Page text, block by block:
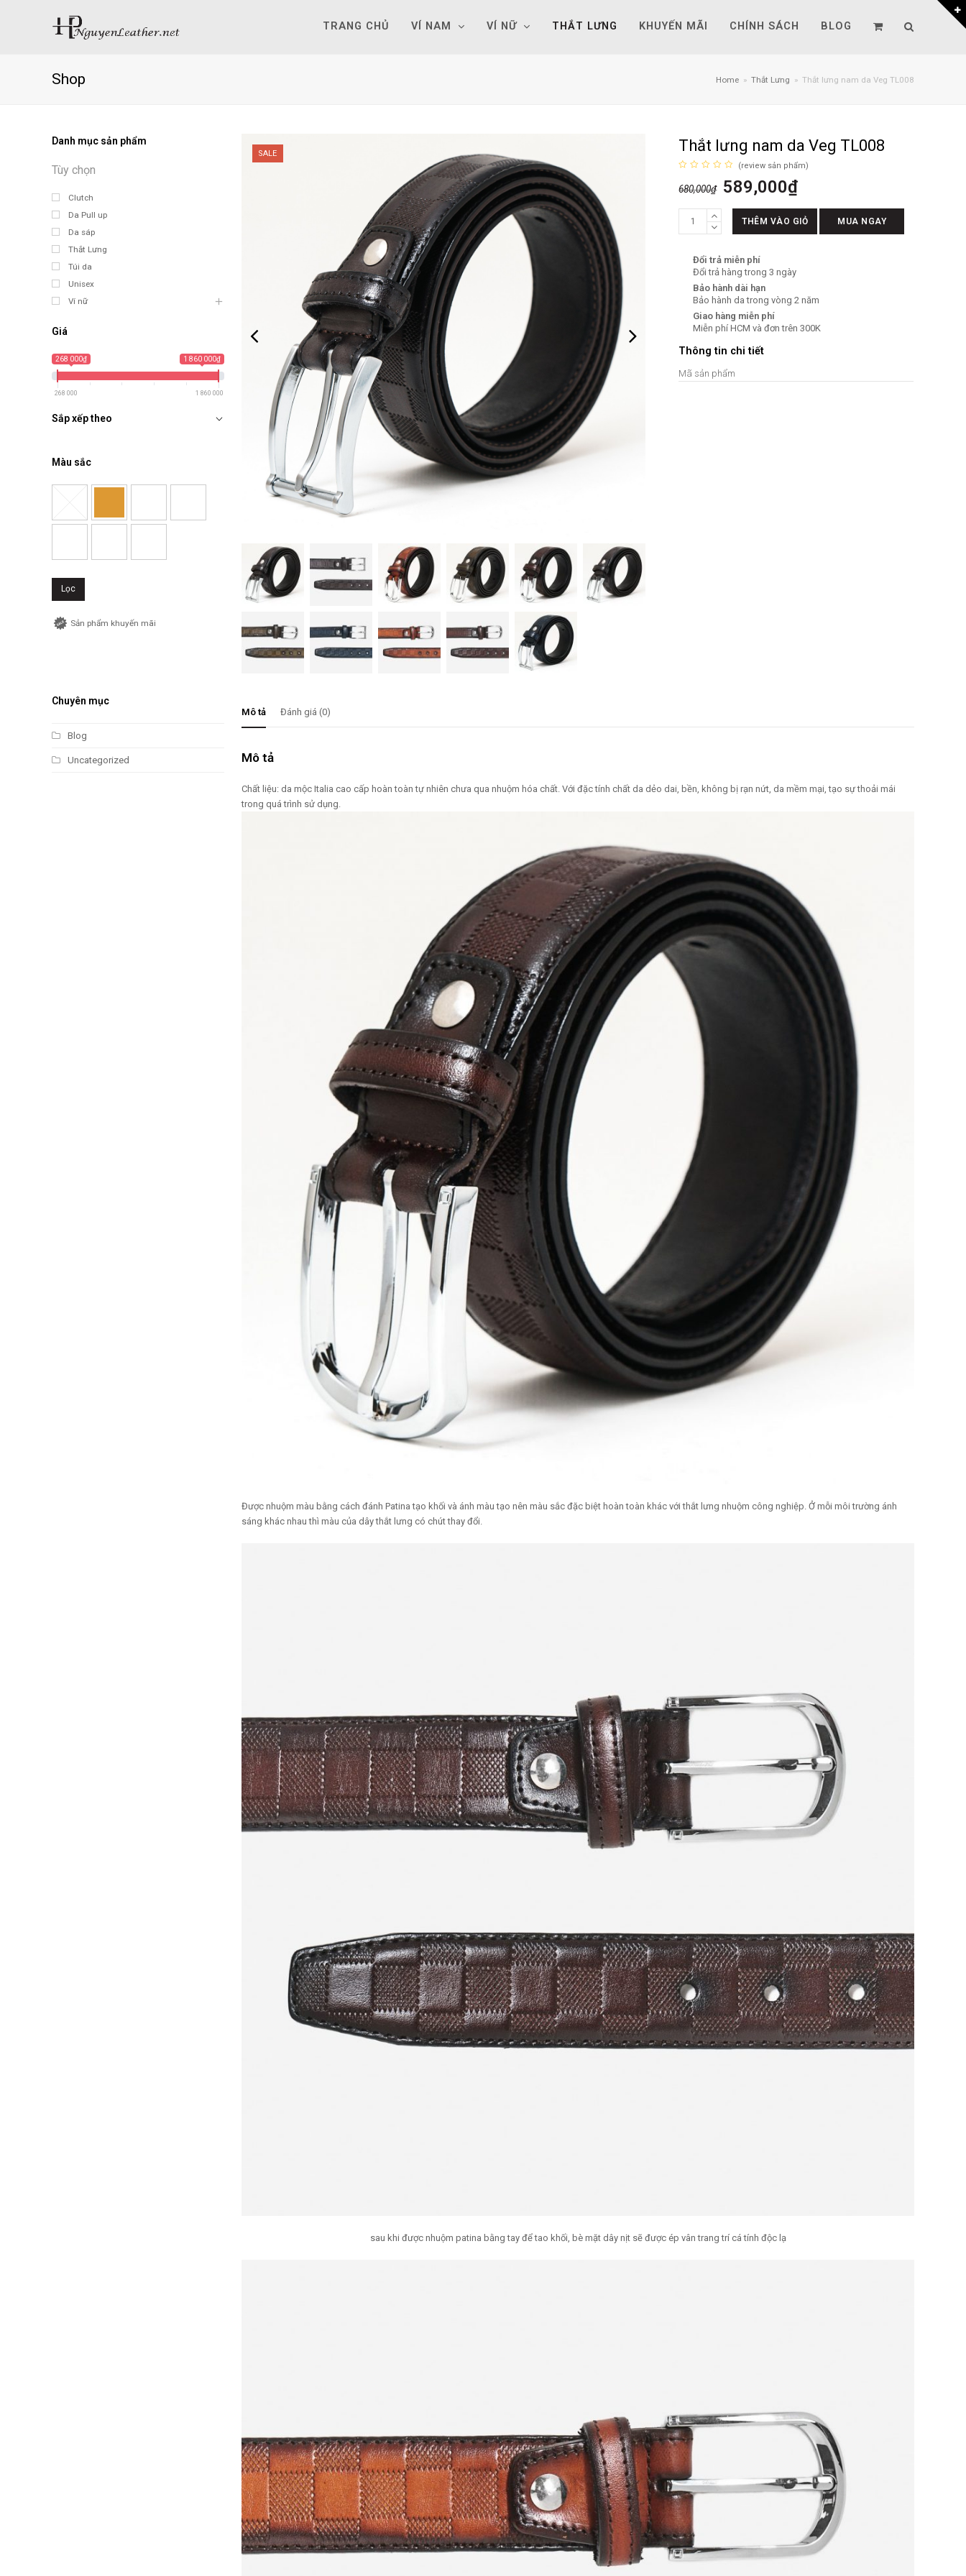
TRANG CHỦ VÍ NAM VÍ NỮ THẮT LƯNG KHUYẾN MÃI CHÍNH SÁCH BLOG
Shop Home » Thắt Lưng » Thắt lưng nam da Veg TL008
SALE Thắt lưng nam da Veg TL008
xếp
hạng
5
(review sản phẩm)
680,000₫ 589,000₫
Thắt
lưng
Veg
TL008
lượng
THÊM VÀO GIỎ MUA NGAY
Đổi trả miễn phí
Đổi trả hàng trong 3 ngày
Bảo hành dài hạn
Bảo hành da trong vòng 2 năm
Giao hàng miễn phí
Miễn phí HCM và đơn trên 300K
Thông tin chi tiết
Mã sản phẩm
Mô tả Đánh giá (0)
Mô tả
Chất liệu: da mộc Italia cao cấp hoàn toàn tự nhiên chưa qua nhuộm hóa chất. Với đặc tính chất da dẻo dai, bền, không bị rạn nứt, da mềm mại, tạo sự thoải mái
trong quá trình sử dụng.
Được nhuộm màu bằng cách đánh Patina tạo khối và ánh màu tạo nên màu sắc đặc biệt hoàn toàn khác với thắt lưng nhuộm công nghiệp. Ở mỗi môi trường ánh
sáng khác nhau thì màu của dây thắt lưng có chút thay đổi.
sau khi được nhuộm patina bằng tay để tao khối, bè mặt dây nịt sẽ được ép vân trang trí cá tính độc lạ
Danh mục sản phẩm
Clutch
Da Pull up
Da sáp
Thắt Lưng
Túi da
Unisex
Ví nữ
Giá
268 000₫ 1 860 000₫
268 000 1 860 000
Sắp xếp theo
Màu sắc
Lọc
Sản phẩm khuyến mãi
Chuyên mục
Blog
Uncategorized